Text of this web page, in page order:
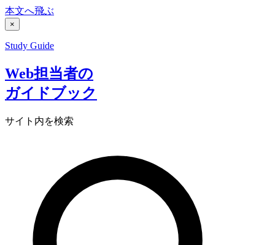
本文へ飛ぶ
×
Study Guide
Web担当者の
ガイドブック
サイト内を検索